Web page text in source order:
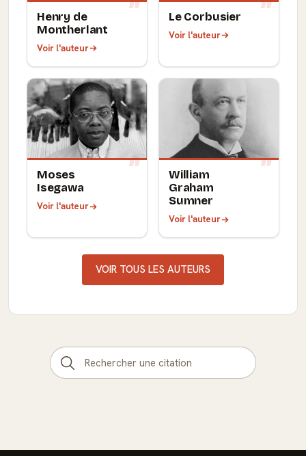
Henry de
Montherlant
Voir l'auteur
Le Corbusier
Voir l'auteur
Moses
Isegawa
Voir l'auteur
William
Graham
Sumner
Voir l'auteur
VOIR TOUS LES AUTEURS